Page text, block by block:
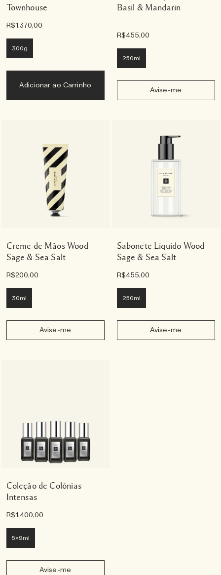
Townhouse
R$1.370,00
300g
Adicionar ao Carrinho
Basil & Mandarin
R$455,00
250ml
Avise-me
Creme de Mãos Wood
Sage & Sea Salt
R$200,00
30ml
Avise-me
Sabonete Líquido Wood
Sage & Sea Salt
R$455,00
250ml
Avise-me
Coleção de Colônias
Intensas
R$1.400,00
5x9ml
Avise-me